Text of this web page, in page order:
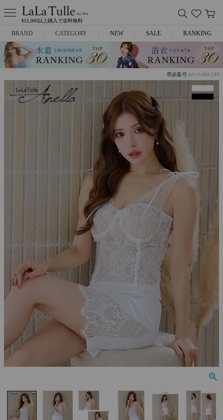
¥12,000以上購入で送料無料
BRAND
Anella
ROBE de FLEURS
ANGEL R
PURESS
Andy
GLAMOROUS
IRMA
JENNNY
COMEX
CATEGORY
ミニドレス
ロングドレス
バッグ
コスプレ
水着
NEW SALE RANKING
商品番号 an-mdsk144